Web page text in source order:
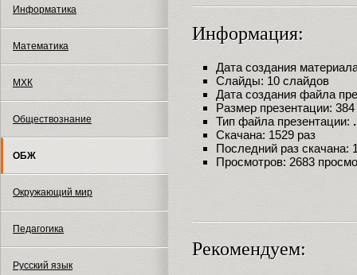
Информатика
Математика
МХК
Обществознание
ОБЖ
Окружающий мир
Педагогика
Русский язык
Информация:
Дата создания
Слайды: 10 слайдов
Дата создания файла
Размер презентации:
Тип файла презентации:
Скачана: 1529 раз
Последний раз скачана:
Просмотров: 2683
Рекомендуем: